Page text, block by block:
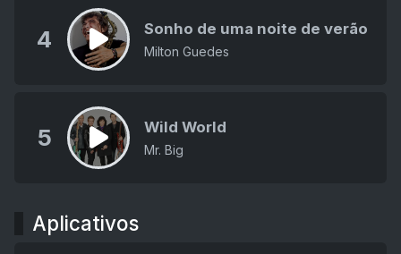
4 Sonho de uma noite de verão
Milton Guedes
5 Wild World
Mr. Big
Aplicativos